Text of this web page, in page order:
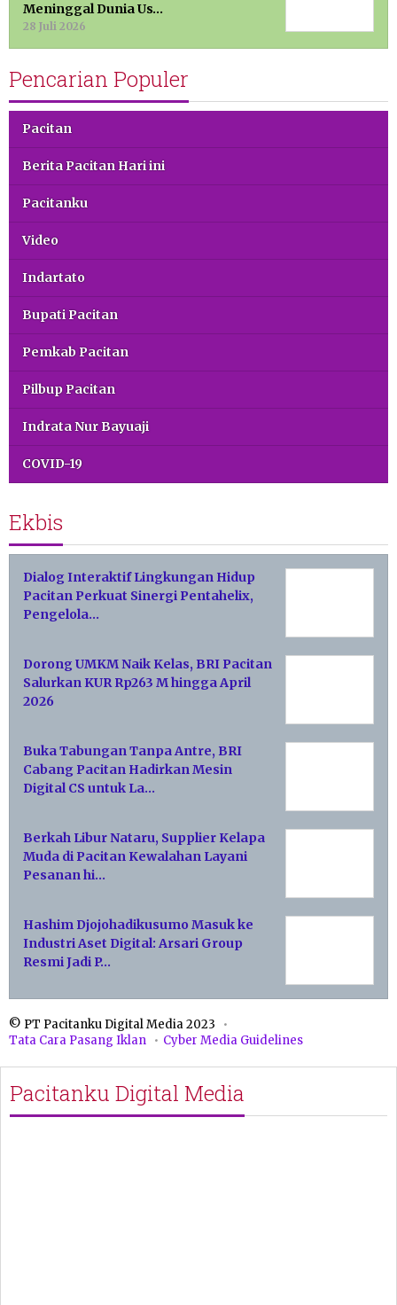
Meninggal Dunia Us…
28 Juli 2026
Pencarian Populer
Pacitan
Berita Pacitan Hari ini
Pacitanku
Video
Indartato
Bupati Pacitan
Pemkab Pacitan
Pilbup Pacitan
Indrata Nur Bayuaji
COVID-19
Ekbis
Dialog Interaktif Lingkungan Hidup
Pacitan Perkuat Sinergi Pentahelix,
Pengelola…
Dorong UMKM Naik Kelas, BRI Pacitan
Salurkan KUR Rp263 M hingga April
2026
Buka Tabungan Tanpa Antre, BRI
Cabang Pacitan Hadirkan Mesin
Digital CS untuk La…
Berkah Libur Nataru, Supplier Kelapa
Muda di Pacitan Kewalahan Layani
Pesanan hi…
Hashim Djojohadikusumo Masuk ke
Industri Aset Digital: Arsari Group
Resmi Jadi P…
© PT Pacitanku Digital Media 2023
Tata Cara Pasang Iklan
Cyber Media Guidelines
Pacitanku Digital Media